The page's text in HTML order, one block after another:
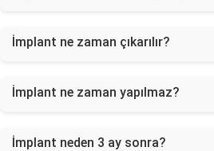
İmplant ne zaman çıkarılır?
İmplant ne zaman yapılmaz?
İmplant neden 3 ay sonra?